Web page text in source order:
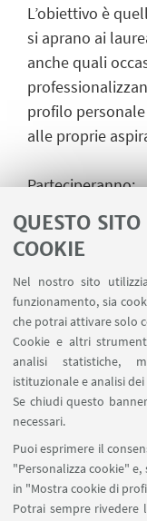
QUESTO
COOKIE
Nel nostro sito
funzionamento, sia
che potrai attivare solo
Cookie e altri
analisi statistiche,
istituzionale e analisi
Se chiudi questo
necessari.
Puoi esprimere il
"Personalizza cookie"
in "Mostra cookie di
Potrai sempre rivedere
L’obiettivo è
si aprano ai
anche quali
profilo
alle proprie
Parteciperanno:
Lara Crinò
Alberto Gangemi
Kopernicana Srl)
Adam Selo
L’incontro sarà
ricerca del
Servizio di
Bologna.